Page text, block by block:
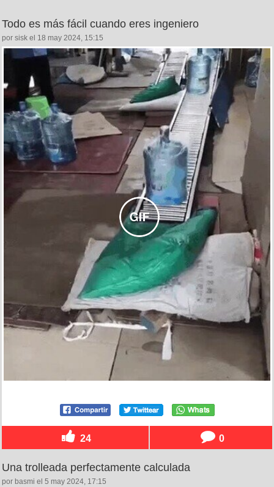
Todo es más fácil cuando eres ingeniero
por sisk el 18 may 2024, 15:15
24 0
Una trolleada perfectamente calculada
por basmi el 5 may 2024, 17:15